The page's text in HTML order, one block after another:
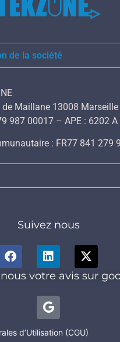
de la société
de Maillane 13008 Marseille
987 00017 – APE : 6202 A
: FR77 841 279
Suivez nous
nous votre avis sur
d’Utilisation (CGU)